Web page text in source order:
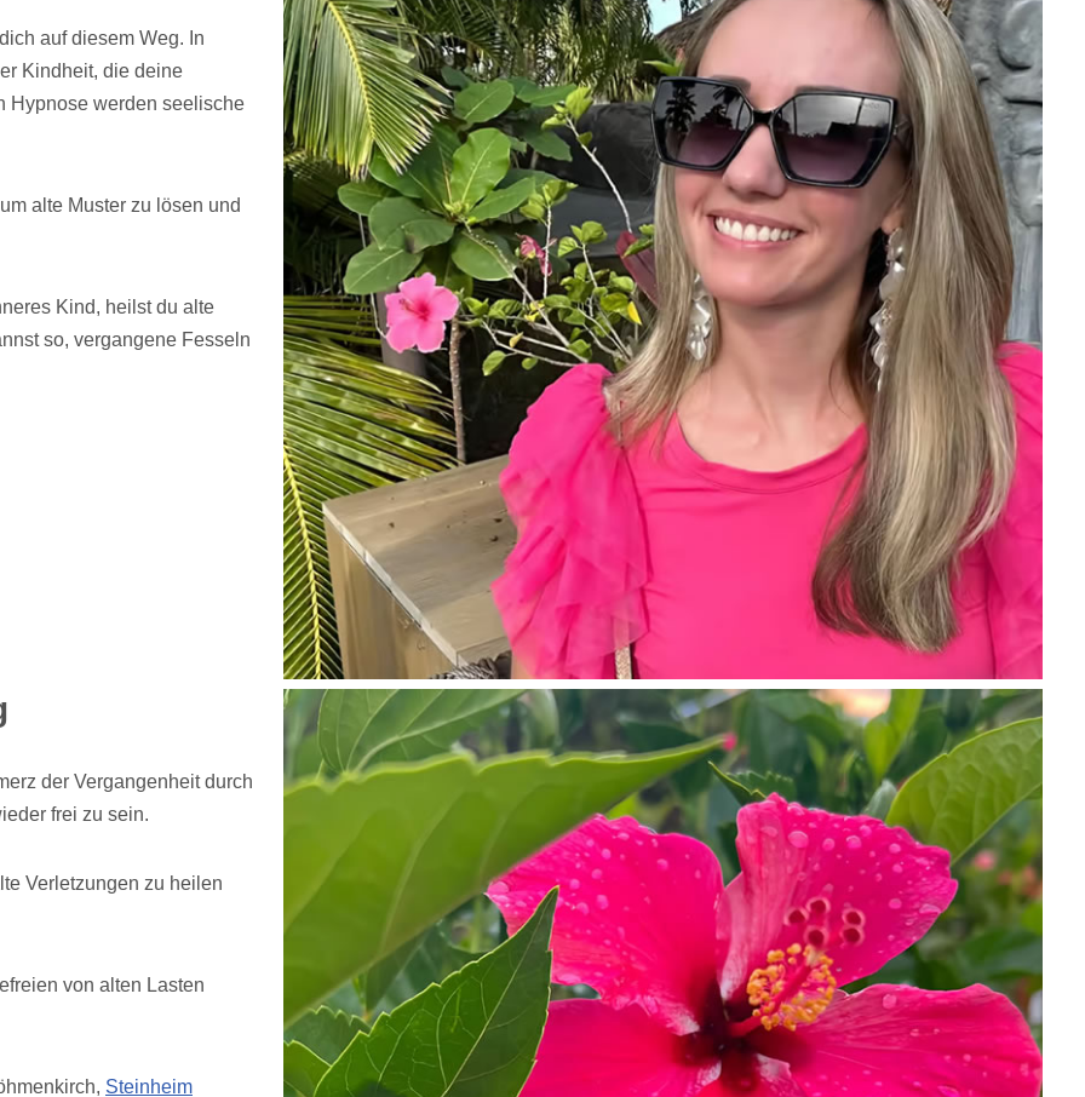
auf diesem Weg. In
Kindheit, die deine
Hypnose werden seelische
alte Muster zu lösen und
Kind, heilst du alte
so, vergangene Fesseln
der Vergangenheit durch
frei zu sein.
Verletzungen zu heilen
von alten Lasten
Steinheim